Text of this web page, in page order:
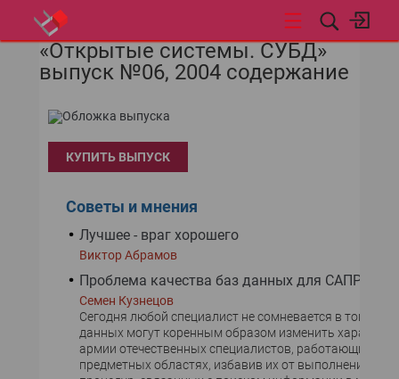
НОВОСТИ
«Открытые системы. СУБД»
выпуск №06, 2004 содержание
КУПИТЬ ВЫПУСК
Советы и мнения
Лучшее - враг хорошего
Виктор Абрамов
Проблема качества баз данных для САПР
Семен Кузнецов
Сегодня любой специалист не сомневается в том, что
данных могут коренным образом изменить характер
армии отечественных специалистов, работающих в
предметных областях, избавив их от выполнения